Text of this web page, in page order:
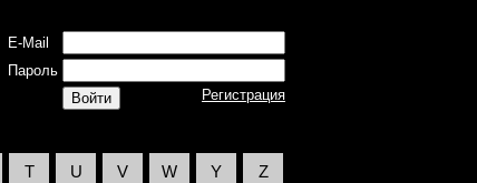
E-Mail
Пароль
Регистрация
T U V W Y Z